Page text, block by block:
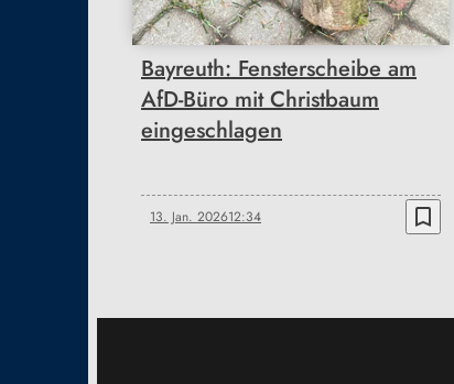
Bayreuth: Fensterscheibe am
AfD-Büro mit Christbaum
eingeschlagen
13. Jan. 202612:34 bookmark_border